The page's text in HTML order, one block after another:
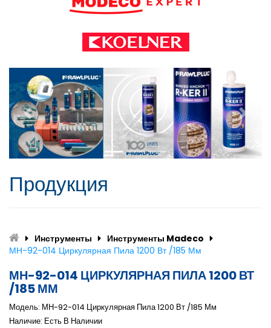
Продукция
Инструменты
Инструменты Madeco
МН-92-014 Циркулярная Пила 1200 Вт /185 Мм
МН-92-014 ЦИРКУЛЯРНАЯ ПИЛА 1200 ВТ
/185 ММ
Модель: МН-92-014 Циркулярная Пила 1200 Вт /185 Мм
Наличие: Есть В Наличии